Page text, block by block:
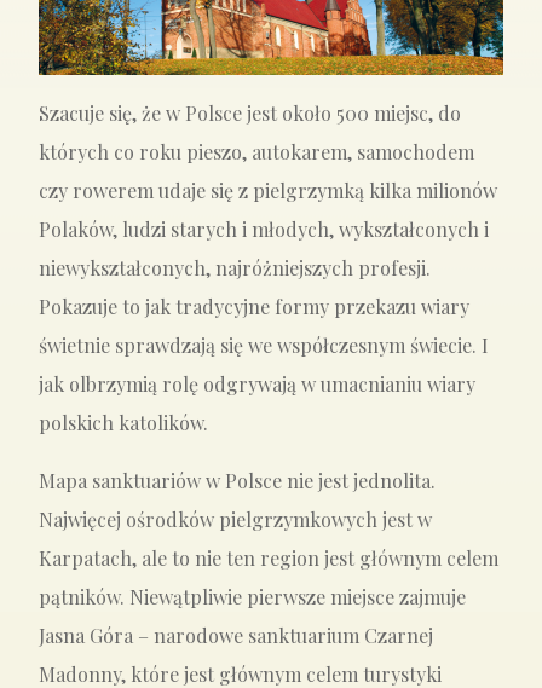
Szacuje się, że w Polsce jest około 500 miejsc, do
których co roku pieszo, autokarem, samochodem
czy rowerem udaje się z pielgrzymką kilka milionów
Polaków, ludzi starych i młodych, wykształconych i
niewykształconych, najróżniejszych profesji.
Pokazuje to jak tradycyjne formy przekazu wiary
świetnie sprawdzają się we współczesnym świecie. I
jak olbrzymią rolę odgrywają w umacnianiu wiary
polskich katolików.
Mapa sanktuariów w Polsce nie jest jednolita.
Najwięcej ośrodków pielgrzymkowych jest w
Karpatach, ale to nie ten region jest głównym celem
pątników. Niewątpliwie pierwsze miejsce zajmuje
Jasna Góra – narodowe sanktuarium Czarnej
Madonny, które jest głównym celem turystyki